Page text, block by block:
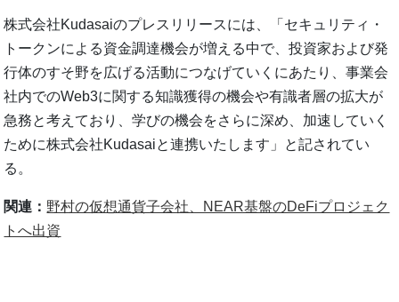
株式会社Kudasaiのプレスリリースには、「セキュリティ・
トークンによる資金調達機会が増える中で、投資家および発
行体のすそ野を広げる活動につなげていくにあたり、事業会
社内でのWeb3に関する知識獲得の機会や有識者層の拡大が
急務と考えており、学びの機会をさらに深め、加速していく
ために株式会社Kudasaiと連携いたします」と記されてい
る。
関連： 野村の仮想通貨子会社、NEAR基盤のDeFiプロジェク
トへ出資